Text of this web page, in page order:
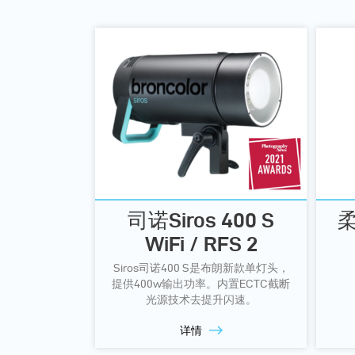
司诺Siros 400 S
WiFi / RFS 2
Siros司诺400 S是布朗新款单灯头，
提供400w输出功率。内置ECTC截断
光源技术去提升闪速。
详情